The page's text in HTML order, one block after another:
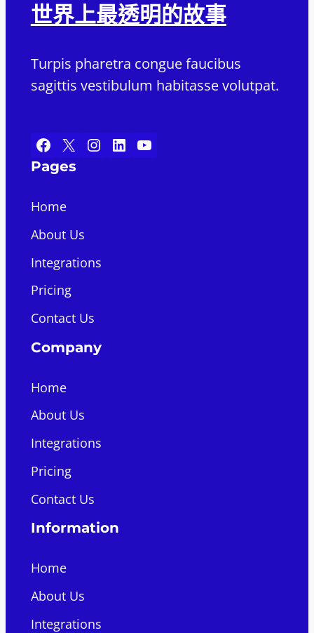
世界上最透明的故事
Turpis pharetra congue faucibus
sagittis vestibulum habitasse volutpat.
Facebook X Instagram LinkedIn YouTube
Pages
Home
About Us
Integrations
Pricing
Contact Us
Company
Home
About Us
Integrations
Pricing
Contact Us
Information
Home
About Us
Integrations